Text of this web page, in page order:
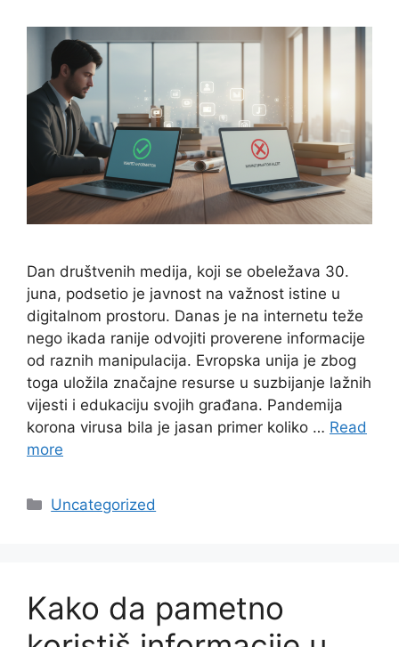
Dan društvenih medija, koji se obeležava 30.
juna, podsetio je javnost na važnost istine u
digitalnom prostoru. Danas je na internetu teže
nego ikada ranije odvojiti proverene informacije
od raznih manipulacija. Evropska unija je zbog
toga uložila značajne resurse u suzbijanje lažnih
vijesti i edukaciju svojih građana. Pandemija
korona virusa bila je jasan primer koliko … Read
more
Categories
Uncategorized
Kako da pametno